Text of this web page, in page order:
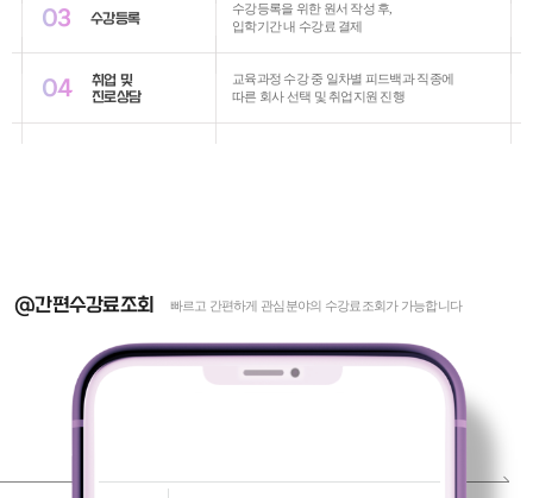
03 수강등록 수강등록을 위한 원서 작성 후,
입학기간 내 수강료 결제
04 취업 및
진로상담
교육과정 수강 중 일차별 피드백과 직종에
따른 회사 선택 및 취업지원 진행
@간편수강료조회 빠르고 간편하게 관심분야의 수강료조회가 가능합니다